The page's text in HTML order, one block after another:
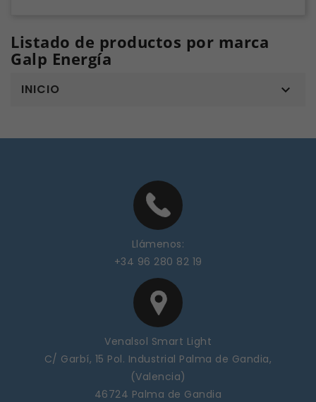
Listado de productos por marca
Galp Energía
INICIO 
Llámenos:
+34 96 280 82 19
Venalsol Smart Light
C/ Garbí, 15 Pol. Industrial Palma de Gandia,
(Valencia)
46724 Palma de Gandia